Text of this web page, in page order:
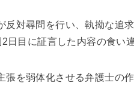
対尋問を行い、執拗な追
目に証言した内容の食い
を弱体化させる弁護士の作